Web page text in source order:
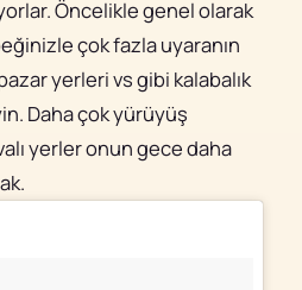
Öncelikle genel olarak
çok fazla uyaranın
yerleri vs gibi kalabalık
Daha çok yürüyüş
yerler onun gece daha